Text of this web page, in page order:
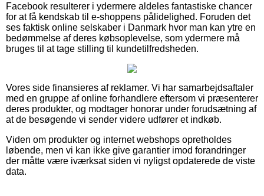
Facebook resulterer i ydermere aldeles fantastiske chancer
for at få kendskab til e-shoppens pålidelighed. Foruden det
ses faktisk online selskaber i Danmark hvor man kan ytre en
bedømmelse af deres købsoplevelse, som ydermere må
bruges til at tage stilling til kundetilfredsheden.
Vores side finansieres af reklamer. Vi har samarbejdsaftaler
med en gruppe af online forhandlere eftersom vi præsenterer
deres produkter, og modtager honorar under forudsætning af
at de besøgende vi sender videre udfører et indkøb.
Viden om produkter og internet webshops opretholdes
løbende, men vi kan ikke give garantier imod forandringer
der måtte være iværksat siden vi nyligst opdaterede de viste
data.